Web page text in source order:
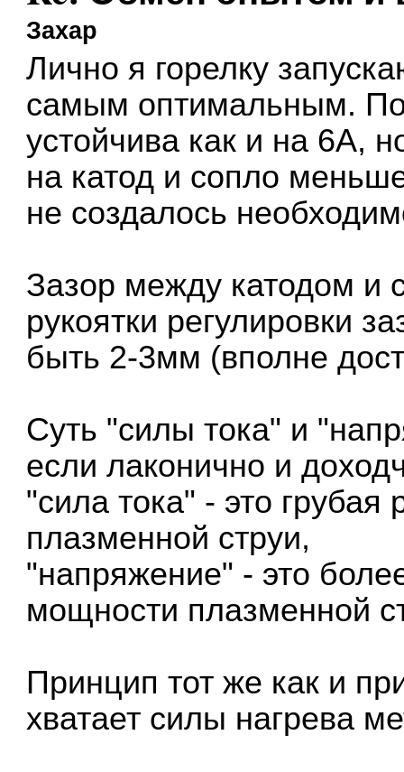
Захар
Лично я горелку
самым оптимальным.
устойчива как и на 6А,
на катод и сопло
не создалось
Зазор между катодом и
рукоятки регулировки
быть 2-3мм (вполне
Суть "силы тока" и
если лаконично и
"сила тока" - это
плазменной струи,
"напряжение" - это
мощности плазменной
Принцип тот же как и
хватает силы нагрева